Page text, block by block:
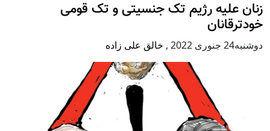
زنان علیه رژيم تک جنسیتی و تک قومی
خودترقانان
دوشنبه24 جنوری 2022 , خالق علی زاده